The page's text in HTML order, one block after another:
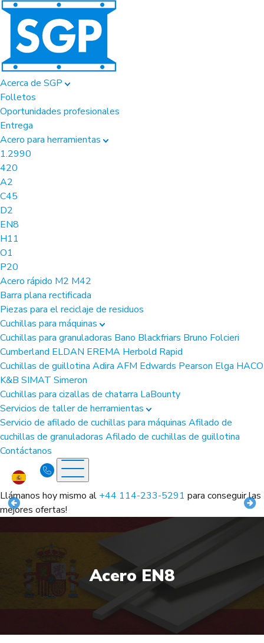
Acerca de SGP
Folletos
Oportunidades profesionales
Entrega
Acero para herramientas
1.2990
420
A2
C45
D2
EN8
H11
O1
P20
Acero rápido M2 M42
Barra plana rectificada
Piezas para el reciclaje de residuos
Cuchillas para máquinas
Cuchillas para granuladoras Bano Blackfriars Bruno Folcieri
Cumberland ELDAN EREMA Herbold Rapid
Cuchillas de guillotina Adira AFM Edwards Pearson Elga HACO
K&B SIMAT Simeron
Cuchillas para cizallas de chatarra LaBounty
Servicios de taller de herramientas
Servicio de afilado de cuchillas para máquinas Afilado de
cuchillas de granuladoras Afilado de cuchillas de guillotina
Contáctanos
Llámanos hoy mismo al +44 114-233-5291 para conseguir las
mejores ofertas!
Acero EN8